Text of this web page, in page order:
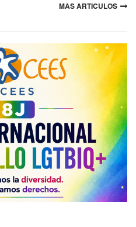
MAS ARTICULOS